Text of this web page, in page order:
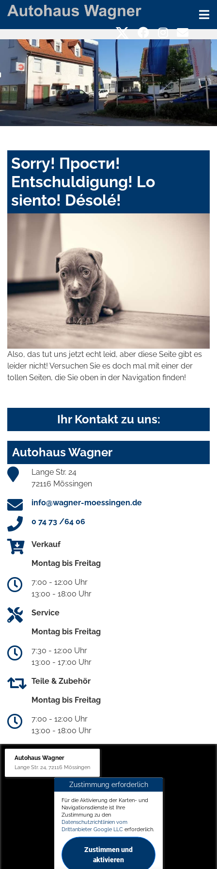
Sorry! Прости!
Entschuldigung! Lo
siento! Désolé!
Also, das tut uns jetzt echt leid, aber diese Seite gibt es
leider nicht! Versuchen Sie es doch mal mit einer der
tollen Seiten, die Sie oben in der Navigation finden!
Ihr Kontakt zu uns:
Autohaus Wagner
Lange Str. 24
72116 Mössingen
info@wagner-moessingen.de
0 74 73 /64 06
Verkauf
Montag bis Freitag
7:00 - 12:00 Uhr
13:00 - 18:00 Uhr
Service
Montag bis Freitag
7:30 - 12:00 Uhr
13:00 - 17:00 Uhr
Teile & Zubehör
Montag bis Freitag
7:00 - 12:00 Uhr
13:00 - 18:00 Uhr
Autohaus Wagner
Lange Str. 24, 72116 Mössingen
Zustimmung erforderlich
Für die Aktivierung der Karten- und
Navigationsdienste ist Ihre
Zustimmung zu den
Datenschutzrichtlinien vom
Drittanbieter Google LLC erforderlich.
Zustimmen und
aktivieren